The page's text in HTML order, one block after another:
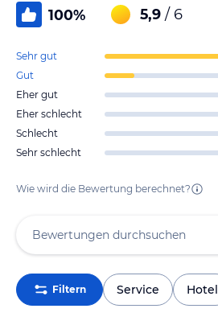
100% 5,9 / 6
Sehr gut
Gut
Eher gut
Eher schlecht
Schlecht
Sehr schlecht
Wie wird die Bewertung berechnet?
Filtern Service Hotel